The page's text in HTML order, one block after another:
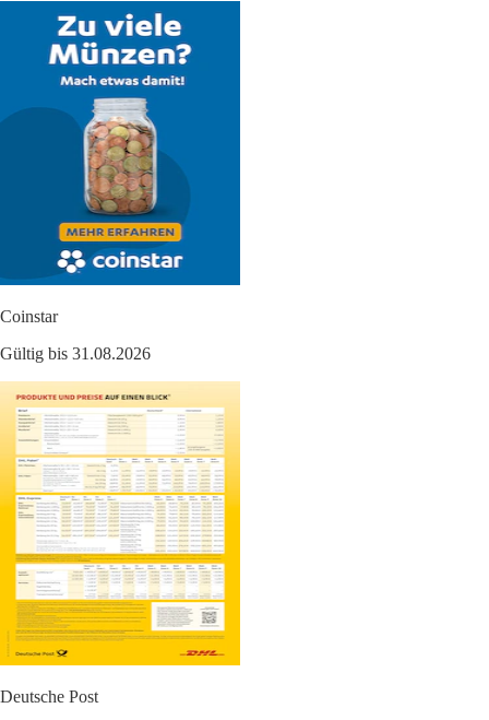
Coinstar
Gültig bis 31.08.2026
Deutsche Post